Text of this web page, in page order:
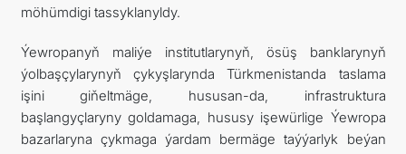
möhümdigi tassyklanyldy.
Ýewropanyň maliýe institutlarynyň, ösüş banklarynyň
ýolbaşçylarynyň çykyşlarynda Türkmenistanda taslama
işini giňeltmäge, hususan-da, infrastruktura
başlangyçlaryny goldamaga, hususy işewürlige Ýewropa
bazarlaryna çykmaga ýardam bermäge taýýarlyk beýan